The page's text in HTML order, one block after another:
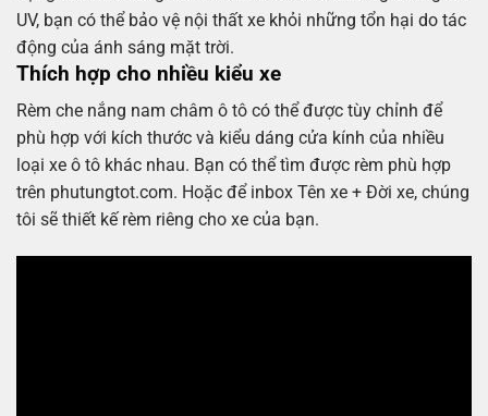
UV, bạn có thể bảo vệ nội thất xe khỏi những tổn hại do tác
động của ánh sáng mặt trời.
Thích hợp cho nhiều kiểu xe
Rèm che nắng nam châm ô tô có thể được tùy chỉnh để
phù hợp với kích thước và kiểu dáng cửa kính của nhiều
loại xe ô tô khác nhau. Bạn có thể tìm được rèm phù hợp
trên phutungtot.com. Hoặc để inbox Tên xe + Đời xe, chúng
tôi sẽ thiết kế rèm riêng cho xe của bạn.